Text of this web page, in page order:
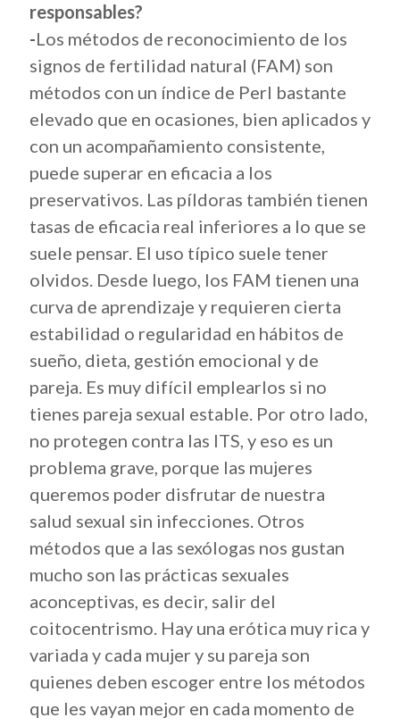
responsables?
-Los métodos de reconocimiento de los
signos de fertilidad natural (FAM) son
métodos con un índice de Perl bastante
elevado que en ocasiones, bien aplicados y
con un acompañamiento consistente,
puede superar en eficacia a los
preservativos. Las píldoras también tienen
tasas de eficacia real inferiores a lo que se
suele pensar. El uso típico suele tener
olvidos. Desde luego, los FAM tienen una
curva de aprendizaje y requieren cierta
estabilidad o regularidad en hábitos de
sueño, dieta, gestión emocional y de
pareja. Es muy difícil emplearlos si no
tienes pareja sexual estable. Por otro lado,
no protegen contra las ITS, y eso es un
problema grave, porque las mujeres
queremos poder disfrutar de nuestra
salud sexual sin infecciones. Otros
métodos que a las sexólogas nos gustan
mucho son las prácticas sexuales
aconceptivas, es decir, salir del
coitocentrismo. Hay una erótica muy rica y
variada y cada mujer y su pareja son
quienes deben escoger entre los métodos
que les vayan mejor en cada momento de